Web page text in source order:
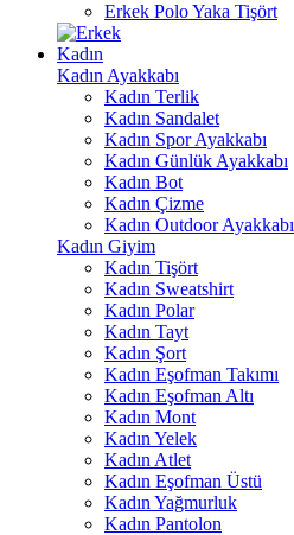
Erkek Polo Yaka Tişört
Kadın
Kadın Ayakkabı
Kadın Terlik
Kadın Sandalet
Kadın Spor Ayakkabı
Kadın Günlük Ayakkabı
Kadın Bot
Kadın Çizme
Kadın Outdoor Ayakkabı
Kadın Giyim
Kadın Tişört
Kadın Sweatshirt
Kadın Polar
Kadın Tayt
Kadın Şort
Kadın Eşofman Takımı
Kadın Eşofman Altı
Kadın Mont
Kadın Yelek
Kadın Atlet
Kadın Eşofman Üstü
Kadın Yağmurluk
Kadın Pantolon